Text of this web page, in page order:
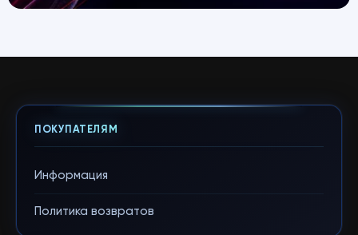
ПОКУПАТЕЛЯМ
Информация
Политика возвратов